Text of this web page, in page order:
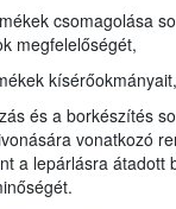
csomagolása
megfelelőségét,
és a borkészítés
vonatkozó
a lepárlásra átadott